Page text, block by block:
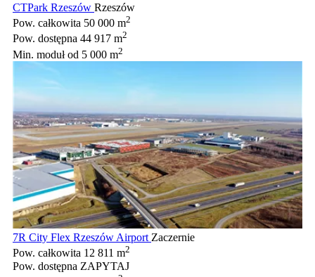
CTPark Rzeszów Rzeszów
Pow. całkowita 50 000 m2
Pow. dostępna 44 917 m2
Min. modułod 5 000 m2
7R City Flex Rzeszów AirportZaczernie
Pow. całkowita 12 811 m2
Pow. dostępna ZAPYTAJ